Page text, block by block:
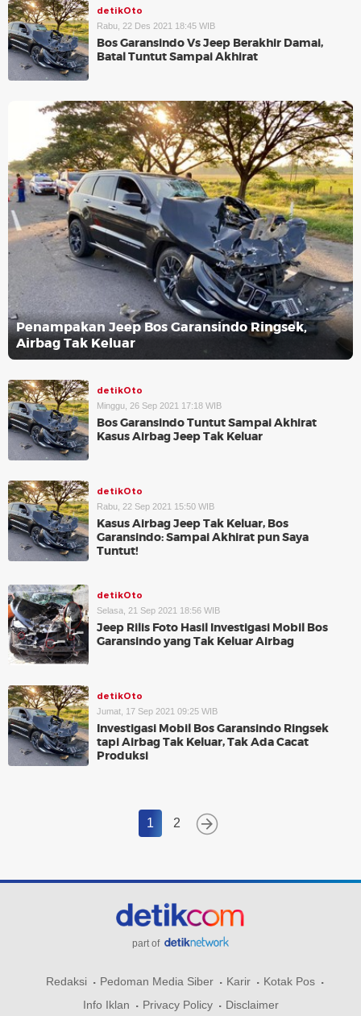
detikOto
Rabu, 22 Des 2021 18:45 WIB
Bos Garansindo Vs Jeep Berakhir Damai,
Batal Tuntut Sampai Akhirat
Penampakan Jeep Bos Garansindo Ringsek,
Airbag Tak Keluar
detikOto
Minggu, 26 Sep 2021 17:18 WIB
Bos Garansindo Tuntut Sampai Akhirat
Kasus Airbag Jeep Tak Keluar
detikOto
Rabu, 22 Sep 2021 15:50 WIB
Kasus Airbag Jeep Tak Keluar, Bos
Garansindo: Sampai Akhirat pun Saya
Tuntut!
detikOto
Selasa, 21 Sep 2021 18:56 WIB
Jeep Rilis Foto Hasil Investigasi Mobil Bos
Garansindo yang Tak Keluar Airbag
detikOto
Jumat, 17 Sep 2021 09:25 WIB
Investigasi Mobil Bos Garansindo Ringsek
tapi Airbag Tak Keluar, Tak Ada Cacat
Produksi
1 2
part of
Redaksi Pedoman Media Siber Karir
Kotak Pos
Info Iklan
Privacy Policy Disclaimer